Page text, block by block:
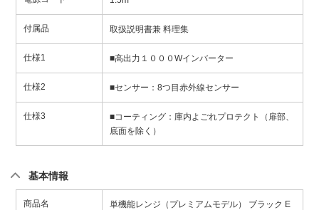
付属品 取扱説明書兼 料理集
仕様1 ■高出力１０００Wインバーター
仕様2 ■センサー：8つ目赤外線センサー
仕様3
■コーティング：庫内よごれプロテクト（扉部、
底面を除く）
基本情報
商品名
単機能レンジ（プレミアムモデル） ブラック E